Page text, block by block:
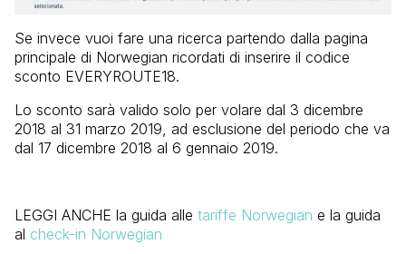
Se invece vuoi fare una ricerca partendo dalla pagina
principale di Norwegian ricordati di inserire il codice
sconto EVERYROUTE18.
Lo sconto sarà valido solo per volare dal 3 dicembre
2018 al 31 marzo 2019, ad esclusione del periodo che va
dal 17 dicembre 2018 al 6 gennaio 2019.
LEGGI ANCHE la guida alle tariffe Norwegian e la guida
al check-in Norwegian